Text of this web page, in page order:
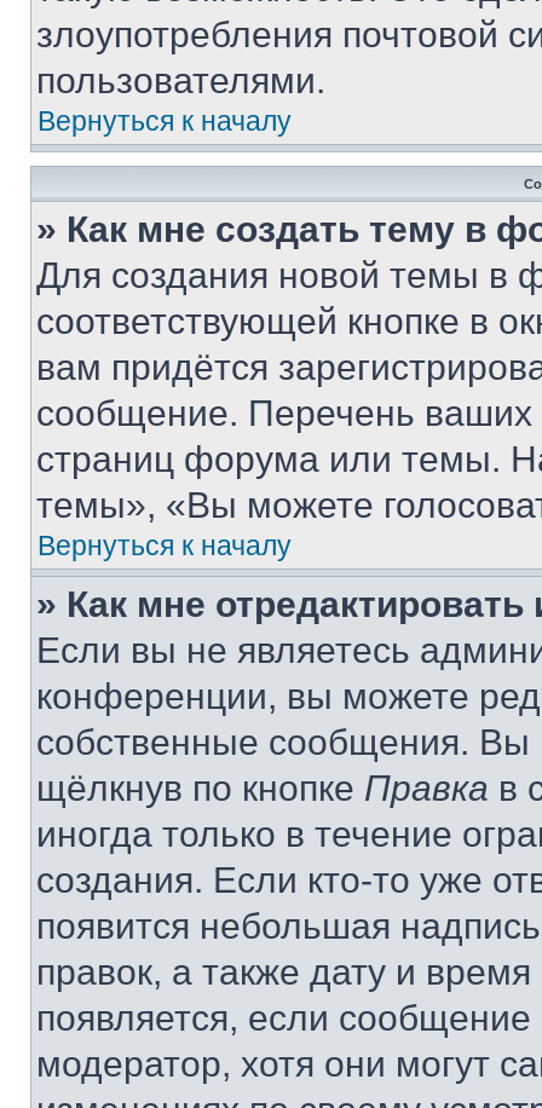
злоупотребления почтовой
пользователями.
Вернуться к началу
» Как мне создать тему в
Для создания новой темы в
соответствующей кнопке в
вам придётся
сообщение. Перечень ваших
страниц форума или темы.
темы», «Вы можете
Вернуться к началу
» Как мне
Если вы не являетесь
конференции, вы можете
собственные сообщения. Вы
щёлкнув по кнопке Правка в
иногда только в течение
создания. Если кто-то уже
появится небольшая
правок, а также дату и
появляется, если
модератор, хотя они могут